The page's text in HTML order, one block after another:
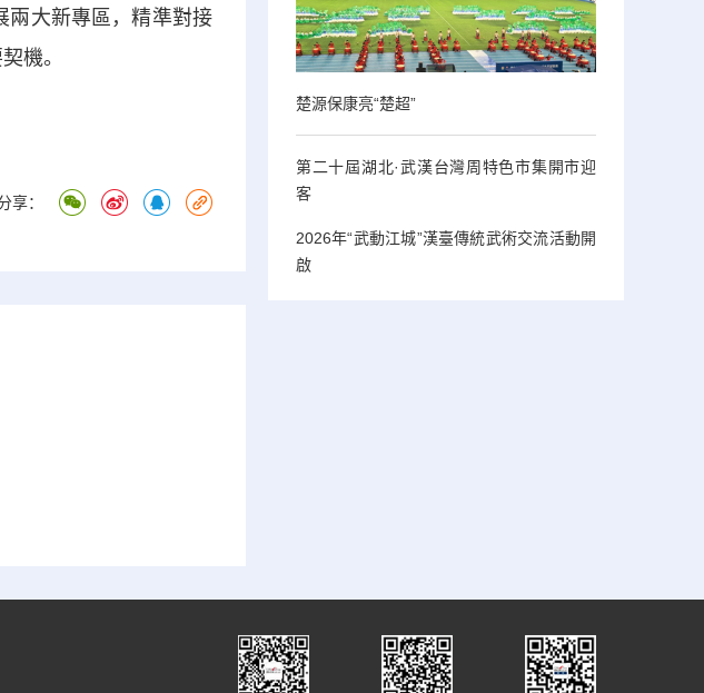
兩大新專區，精準對接
機。
享：
楚源保康亮“楚超”
第二十屆湖北·武漢台灣周特色市集開市迎
客
2026年“武動江城”漢臺傳統武術交流活動開
啟